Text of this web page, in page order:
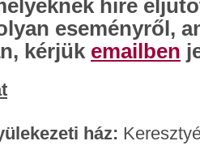
híre
eseményről,
kérjük emailben
ház: